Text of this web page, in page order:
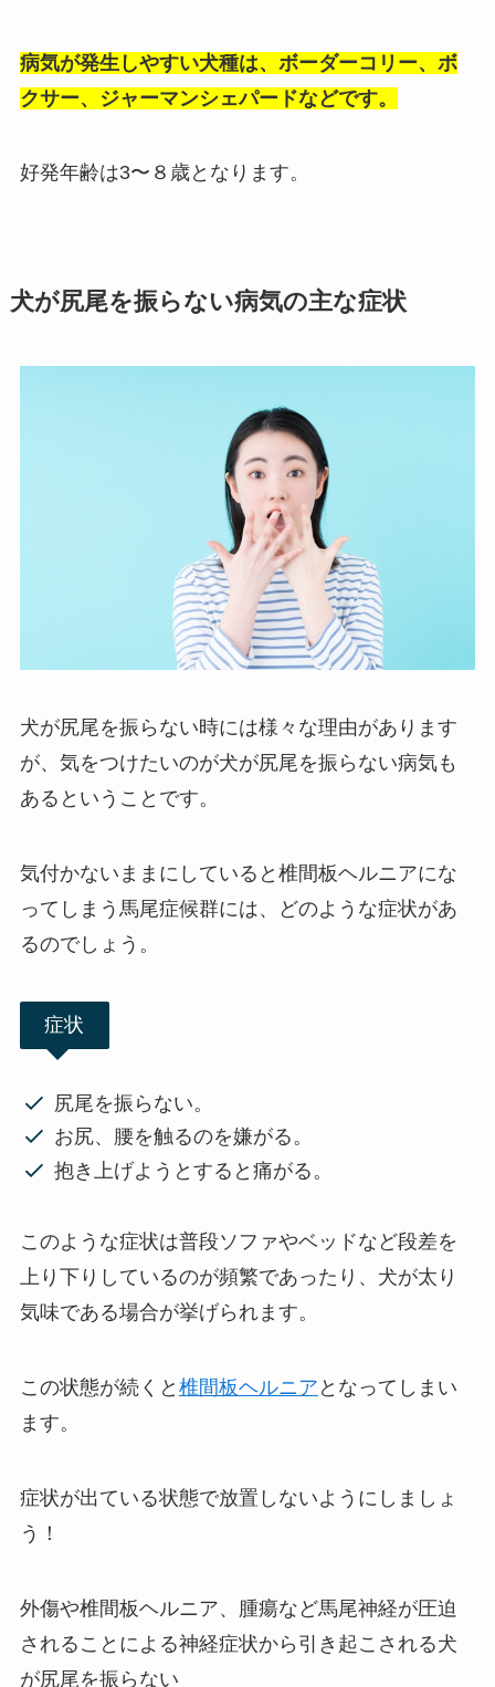
病気が発生しやすい犬種は、ボーダーコリー、ボ
クサー、ジャーマンシェパードなどです。
好発年齢は3〜８歳となります。
犬が尻尾を振らない病気の主な症状
犬が尻尾を振らない時には様々な理由があります
が、気をつけたいのが犬が尻尾を振らない病気も
あるということです。
気付かないままにしていると椎間板ヘルニアにな
ってしまう馬尾症候群には、どのような症状があ
るのでしょう。
症状
尻尾を振らない。
お尻、腰を触るのを嫌がる。
抱き上げようとすると痛がる。
このような症状は普段ソファやベッドなど段差を
上り下りしているのが頻繁であったり、犬が太り
気味である場合が挙げられます。
この状態が続くと 椎間板ヘルニア となってしまい
ます。
症状が出ている状態で放置しないようにしましょ
う！
外傷や椎間板ヘルニア、腫瘍など馬尾神経が圧迫
されることによる神経症状から引き起こされる犬
が尻尾を振らない